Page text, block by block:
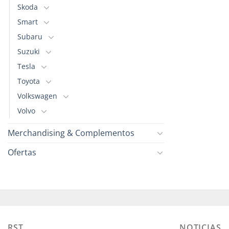
Skoda
Smart
Subaru
Suzuki
Tesla
Toyota
Volkswagen
Volvo
Merchandising & Complementos
Ofertas